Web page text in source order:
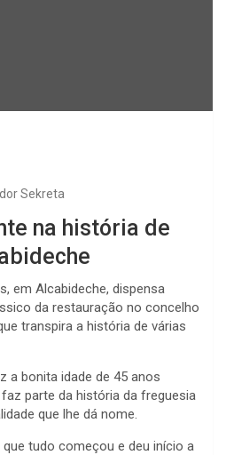
Sekreta
na história de
em Alcabideche, dispensa
da restauração no concelho
transpira a história de várias
a bonita idade de 45 anos
parte da história da freguesia
que lhe dá nome.
que tudo começou e deu início a